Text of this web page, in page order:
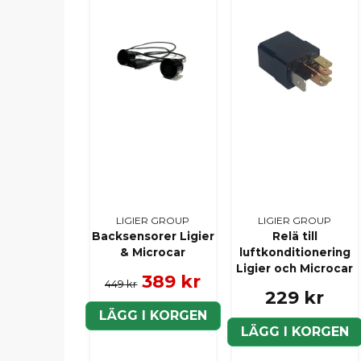
LIGIER GROUP
Backsensorer Ligier
& Microcar
449 kr 389 kr
LÄGG I KORGEN
LIGIER GROUP
Relä till
luftkonditionering
Ligier och Microcar
229 kr
LÄGG I KORGEN